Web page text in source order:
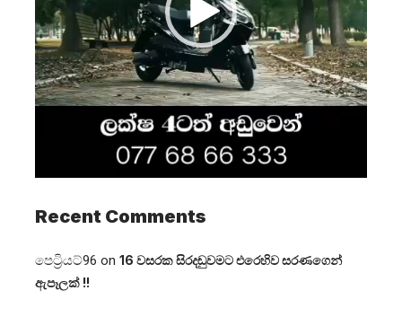
Recent Comments
පෙට්‍රියට්96 on 16 වසරක සිරදඬුවමට එරෙහිව සරණගෙන්
ඇපෑලක් !!